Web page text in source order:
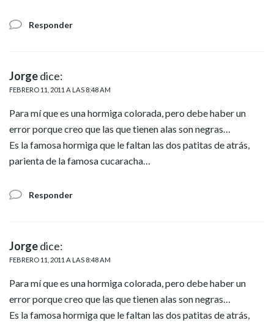
Responder
Jorgedice:
FEBRERO 11, 2011 A LAS 8:48 AM
Para mí que es una hormiga colorada, pero debe haber un
error porque creo que las que tienen alas son negras…
Es la famosa hormiga que le faltan las dos patitas de atrás,
parienta de la famosa cucaracha…
Responder
Jorgedice:
FEBRERO 11, 2011 A LAS 8:48 AM
Para mí que es una hormiga colorada, pero debe haber un
error porque creo que las que tienen alas son negras…
Es la famosa hormiga que le faltan las dos patitas de atrás,